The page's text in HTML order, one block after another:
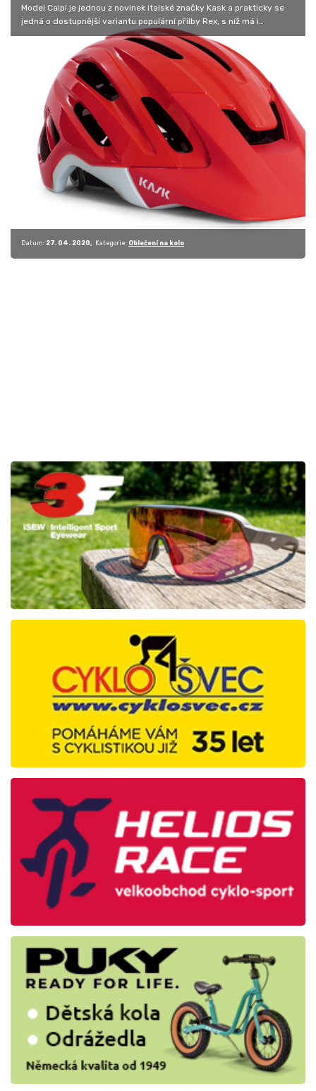
Model Caipi je jednou z novinek italské značky Kask a prakticky se
jedná o dostupnější variantu populární přilby Rex, s níž má i
společnou…
Datum: 27. 04. 2020 Kategorie: Oblečení na kolo